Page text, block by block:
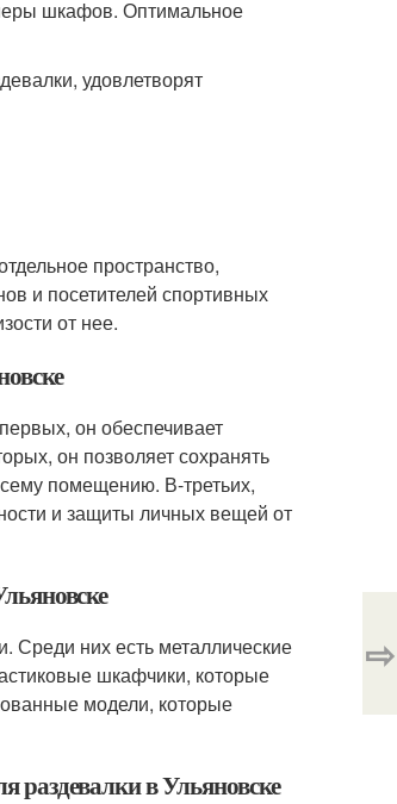
шкафов. Оптимальное
удовлетворят
пространство,
и посетителей спортивных
от нее.
он обеспечивает
он позволяет сохранять
помещению. В-третьих,
и защиты личных вещей от
Среди них есть металлические
шкафчики, которые
модели, которые
в Ульяновске
⇨